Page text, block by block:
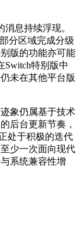
息持续浮现。
分区域完成分级
版的功能亦可能
Switch特别版中
未在其他平台版
象仍属基于技术
后台更新节奏，
处于积极的迭代
少一次面向现代
系统兼容性增